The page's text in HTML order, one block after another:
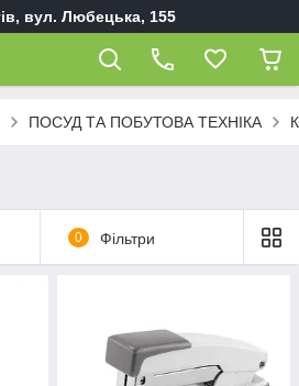
вул. Любецька, 155
ПОСУД ТА ПОБУТОВА ТЕХНІКА
0 Фільтри